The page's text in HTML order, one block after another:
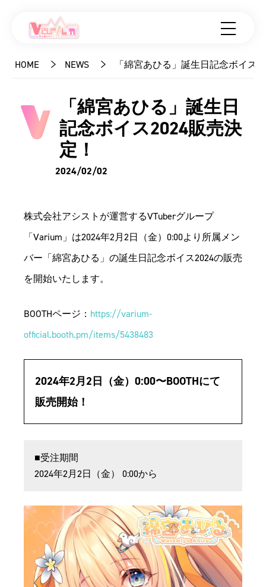
HOME NEWS 「綿宮あひる」誕生日記念ボイス
「綿宮あひる」誕生日
記念ボイス2024販売決
定！
2024/02/02
株式会社アシストが運営するVTuberグループ
「Varium」は2024年2月2日（金）0:00より所属メン
バー「綿宮あひる」の誕生日記念ボイス2024の販売
を開始いたします。
BOOTHページ：​​ https://varium-
official.booth.pm/items/5438483
2024年2月2日（金）0:00〜BOOTHにて
販売開始！
■受注期間
2024年2月2日（金） 0:00から